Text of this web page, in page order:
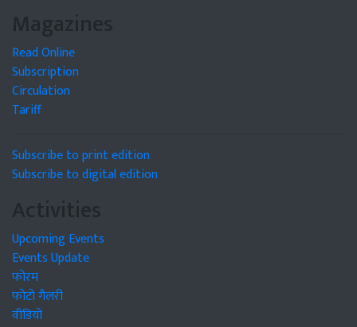
Magazines
Read Online
Subscription
Circulation
Tariff
Subscribe to print edition
Subscribe to digital edition
Activities
Upcoming Events
Events Update
फोरम
फोटो गैलरी
वीडियो